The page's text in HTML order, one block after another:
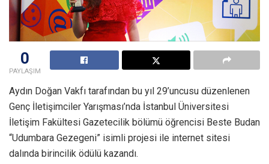
0
PAYLAŞIM
Aydın Doğan Vakfı tarafından bu yıl 29’uncusu düzenlenen
Genç İletişimciler Yarışması’nda İstanbul Üniversitesi
İletişim Fakültesi Gazetecilik bölümü öğrencisi Beste Budan
“Udumbara Gezegeni” isimli projesi ile internet sitesi
dalında birincilik ödülü kazandı.